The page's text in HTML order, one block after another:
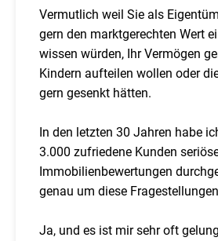
Vermutlich weil Sie als
gern den marktgerechten Wert
wissen würden, Ihr Vermögen
Kindern aufteilen wollen oder
gern gesenkt hätten.
In den letzten 30 Jahren habe
3.000 zufriedene Kunden
Immobilienbewertungen
genau um diese
Ja, und es ist mir sehr oft